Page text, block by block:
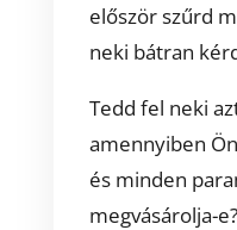
először szűrd
neki bátran
Tedd fel neki
amennyiben
és minden
megvásárolja-e?